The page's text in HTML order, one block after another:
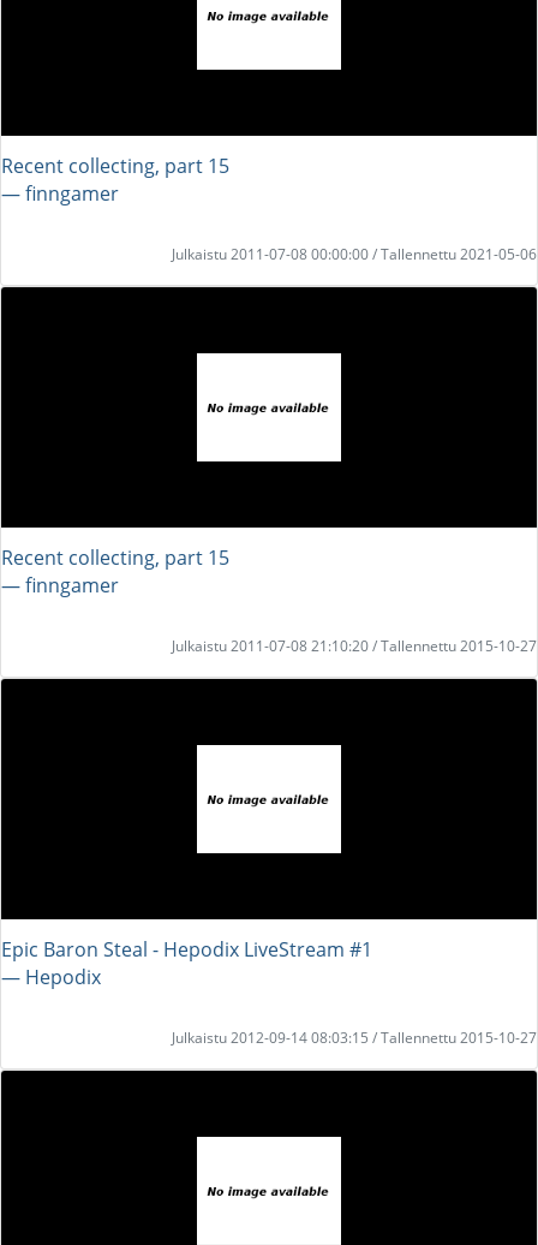
Recent collecting, part 15
― finngamer
Julkaistu 2011-07-08 00:00:00 / Tallennettu 2021-05-06
Recent collecting, part 15
― finngamer
Julkaistu 2011-07-08 21:10:20 / Tallennettu 2015-10-27
Epic Baron Steal - Hepodix LiveStream #1
― Hepodix
Julkaistu 2012-09-14 08:03:15 / Tallennettu 2015-10-27